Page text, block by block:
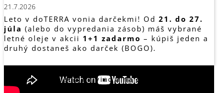
21.7.2026
Leto v doTERRA vonia darčekmi! Od 21. do 27.
júla (alebo do vypredania zásob) máš vybrané
letné oleje v akcii 1+1 zadarmo – kúpiš jeden a
druhý dostaneš ako darček (BOGO).
dvojice sa oplatia najviac a na čo ich využiješ: